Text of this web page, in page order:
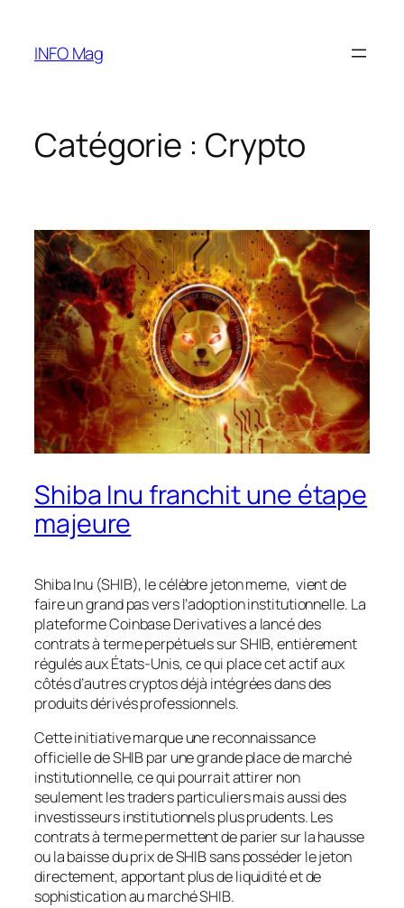
contenu
INFO Mag
Catégorie : Crypto
Shiba Inu franchit une étape
majeure
Shiba Inu (SHIB), le célèbre jeton meme, vient de
faire un grand pas vers l’adoption institutionnelle. La
plateforme Coinbase Derivatives a lancé des
contrats à terme perpétuels sur SHIB, entièrement
régulés aux États-Unis, ce qui place cet actif aux
côtés d’autres cryptos déjà intégrées dans des
produits dérivés professionnels.
Cette initiative marque une reconnaissance
officielle de SHIB par une grande place de marché
institutionnelle, ce qui pourrait attirer non
seulement les traders particuliers mais aussi des
investisseurs institutionnels plus prudents. Les
contrats à terme permettent de parier sur la hausse
ou la baisse du prix de SHIB sans posséder le jeton
directement, apportant plus de liquidité et de
sophistication au marché SHIB.